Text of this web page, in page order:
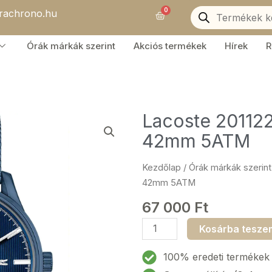
0Kosár
Products
search
Órák márkák szerint Akciós termékek Hírek
Lacoste
42mm 5ATM
Kezdőlap / Órák márkák szerint
42mm 5ATM
67 000 Ft
Lacoste
2011229
Vienna
Kosárba
100% eredeti termékek